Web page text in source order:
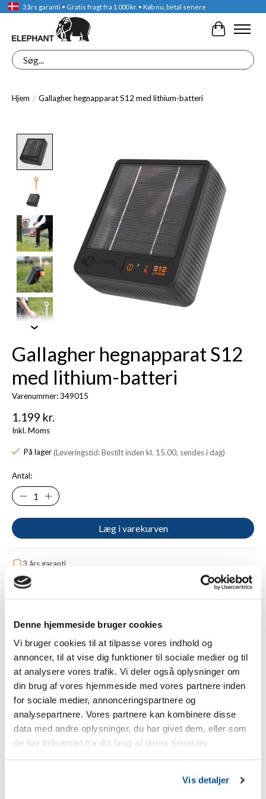
Denne hjemmeside bruger cookies
Vi bruger cookies til at tilpasse vores indhold og
annoncer, til at vise dig funktioner til sociale medier og til
at analysere vores trafik. Vi deler også oplysninger om
din brug af vores hjemmeside med vores partnere inden
for sociale medier, annonceringspartnere og
analysepartnere. Vores partnere kan kombinere disse
data med andre oplysninger, du har givet dem, eller som
de har indsamlet fra din brug af deres tjenester.
Vis detaljer
3 års garanti • Gratis fragt fra 1.000 kr. • Køb nu, betal senere
Søg
Hjem / Gallagher hegnapparat S12 med lithium-batteri
Gallagher hegnapparat S12
med lithium-batteri
Varenummer: 349015
1.199 kr.
Inkl. Moms
På lager(Leveringstid: Bestilt inden kl. 15.00, sendes i dag)
Antal:
Læg i varekurven
3 års garanti
Gratis fragt fra 1.000 kr.
Betal sikkert med Apple Pay, kreditkort eller Klarna
Beskrivelse
Gallagher hegnapparat/solcelleapparat S12 med lithium-
Model S12 er efterfølgeren til den succesrige S10 – men
endnu bedre. Anvendelsen af S12 er generelt den samme
Leveres inkl. Gallagher dobbelt jordspyd!